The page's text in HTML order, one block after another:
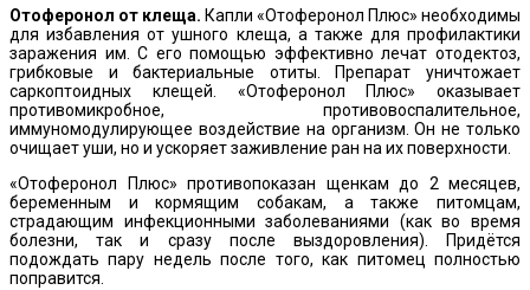
Отоферонол от клеща. Капли «Отоферонол Плюс» необходимы
для избавления от ушного клеща, а также для профилактики
заражения им. С его помощью эффективно лечат отодектоз,
грибковые и бактериальные отиты. Препарат уничтожает
саркоптоидных клещей. «Отоферонол Плюс» оказывает
противомикробное, противовоспалительное,
иммуномодулирующее воздействие на организм. Он не только
очищает уши, но и ускоряет заживление ран на их поверхности.
«Отоферонол Плюс» противопоказан щенкам до 2 месяцев,
беременным и кормящим собакам, а также питомцам,
страдающим инфекционными заболеваниями (как во время
болезни, так и сразу после выздоровления). Придётся
подождать пару недель после того, как питомец полностью
поправится.